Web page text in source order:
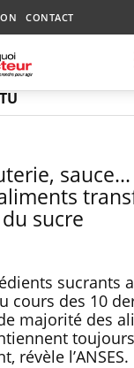
CONTACT
sucre
sucrants
cours des 10
majorité des
révèle l’ANSES.